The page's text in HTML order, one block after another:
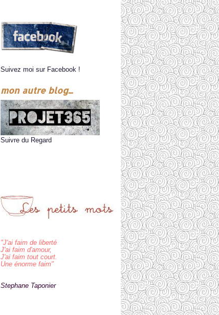
Suivez moi sur Facebook !
mon autre blog...
Suivre du Regard
"J'ai faim de liberté
J'ai faim d'amour,
J'ai faim tout court.
Une énorme faim"
Stephane Taponier